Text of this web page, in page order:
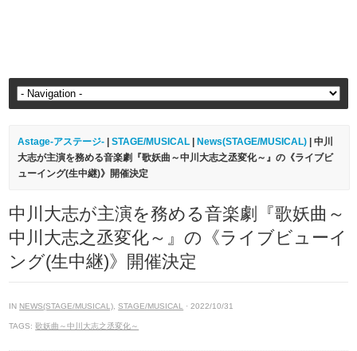
Astage-アステージ- |STAGE/MUSICAL News(STAGE/MUSICAL) | 中川
大志が主演を務める音楽劇『歌妖曲～中川大志之丞変化～』の《ライブビ
ューイング(生中継)》開催決定
中川大志が主演を務める音楽劇『歌妖曲～
中川大志之丞変化～』の《ライブビューイ
ング(生中継)》開催決定
IN NEWS(STAGE/MUSICAL) ,STAGE/MUSICAL · 2022/10/31
TAGS:歌妖曲～中川大志之丞変化～